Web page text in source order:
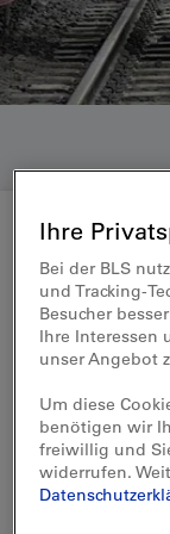
Medienmitteilung
Nach
Ihre
Bei der BLS
und Tracking-
Besucher
Ihre Interessen
unser Angebot
Um diese
benötigen wir
freiwillig und
widerrufen.